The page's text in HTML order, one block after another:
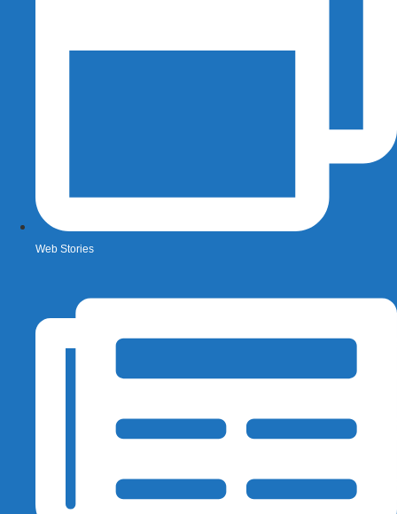
Web Stories